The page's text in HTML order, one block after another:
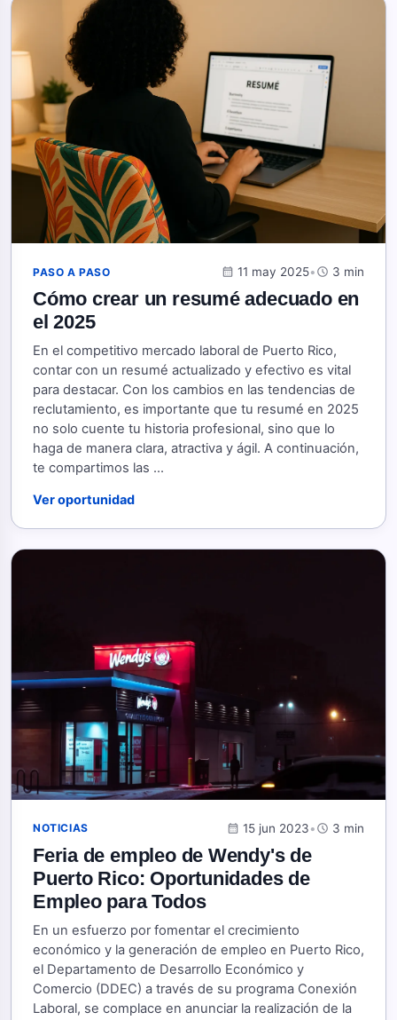
PASO A PASO calendar_month 11 may 2025•schedule 3 min
Cómo crear un resumé adecuado en
el 2025
En el competitivo mercado laboral de Puerto Rico,
contar con un resumé actualizado y efectivo es vital
para destacar. Con los cambios en las tendencias de
reclutamiento, es importante que tu resumé en 2025
no solo cuente tu historia profesional, sino que lo
haga de manera clara, atractiva y ágil. A continuación,
te compartimos las ...
Ver oportunidad
NOTICIAS calendar_month 15 jun 2023•schedule 3 min
Feria de empleo de Wendy's de
Puerto Rico: Oportunidades de
Empleo para Todos
En un esfuerzo por fomentar el crecimiento
económico y la generación de empleo en Puerto Rico,
el Departamento de Desarrollo Económico y
Comercio (DDEC) a través de su programa Conexión
Laboral, se complace en anunciar la realización de la